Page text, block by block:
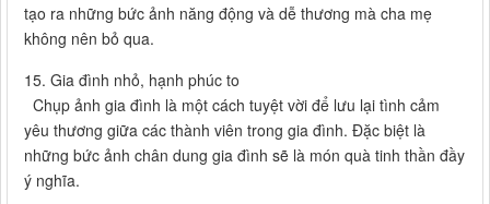
tạo ra những bức ảnh năng động và dễ thương mà cha mẹ
không nên bỏ qua.
15. Gia đình nhỏ, hạnh phúc to
Chụp ảnh gia đình là một cách tuyệt vời để lưu lại tình cảm
yêu thương giữa các thành viên trong gia đình. Đặc biệt là
những bức ảnh chân dung gia đình sẽ là món quà tinh thần đầy
ý nghĩa.